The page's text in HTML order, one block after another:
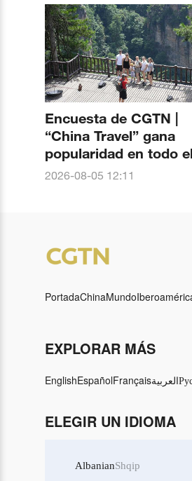
Encuesta de CGTN |
“China Travel” gana
popularidad en todo el
mundo. Más del 90 %
2026-08-05 12:11
PortadaChinaMundo
EXPLORAR MÁS
EnglishEspañolFrançaisالعربية
ELEGIR UN IDIOMA
AlbanianShqip